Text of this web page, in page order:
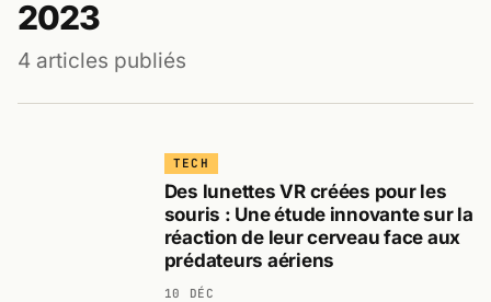
2023
4 articles publiés
TECH
Des lunettes VR créées pour les
souris : Une étude innovante sur la
réaction de leur cerveau face aux
prédateurs aériens
10 DÉC